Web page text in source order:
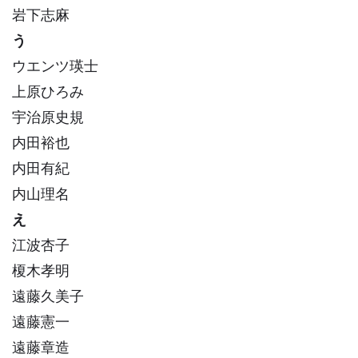
岩下志麻
う
ウエンツ瑛士
上原ひろみ
宇治原史規
内田裕也
内田有紀
内山理名
え
江波杏子
榎木孝明
遠藤久美子
遠藤憲一
遠藤章造